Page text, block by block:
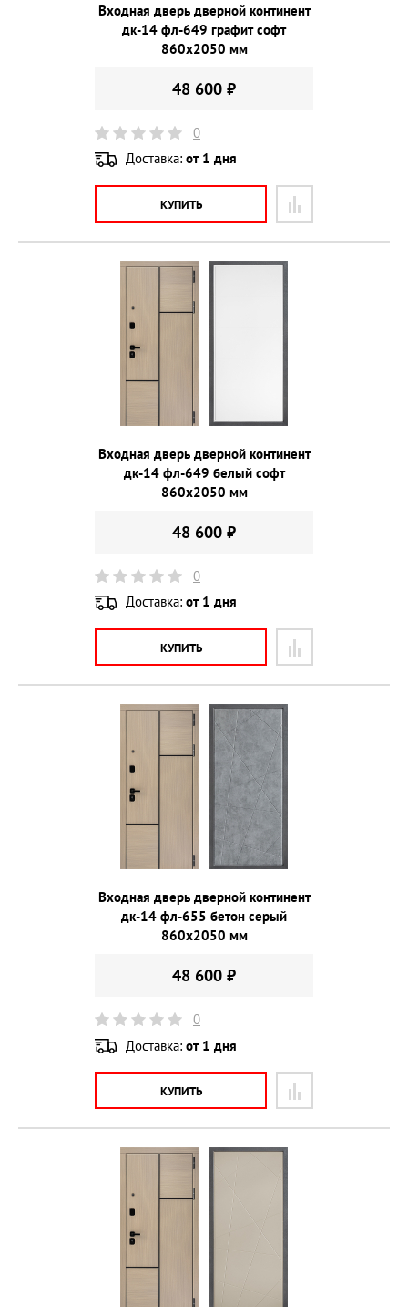
Входная дверь дверной континент
дк-14 фл-649 графит софт
860х2050 мм
48 600 ₽
0
Доставка: от 1 дня
КУПИТЬ
Входная дверь дверной континент
дк-14 фл-649 белый софт
860х2050 мм
48 600 ₽
0
Доставка: от 1 дня
КУПИТЬ
Входная дверь дверной континент
дк-14 фл-655 бетон серый
860х2050 мм
48 600 ₽
0
Доставка: от 1 дня
КУПИТЬ